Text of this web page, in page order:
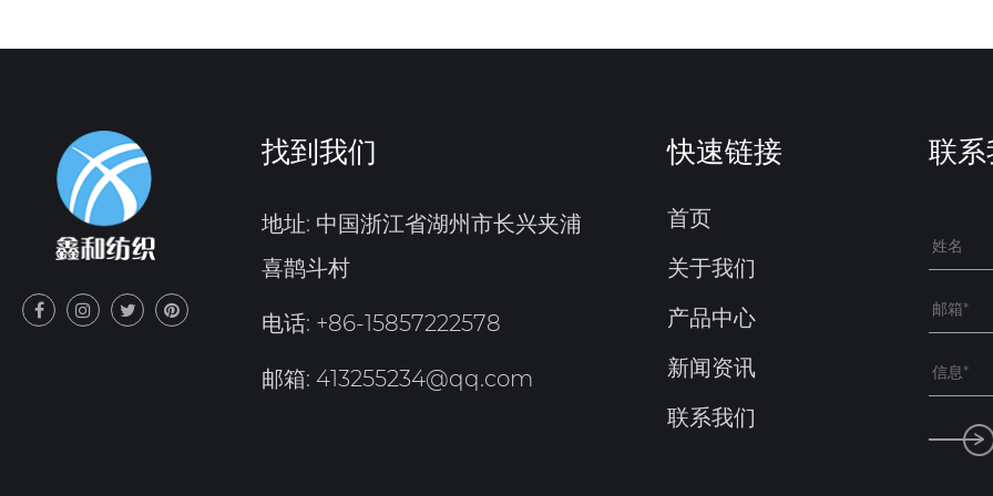
找到我们
地址: 中国浙江省湖州市长兴夹浦
喜鹊斗村
电话: +86-15857222578
邮箱: 413255234@qq.com
快速链接
首页
关于我们
产品中心
新闻资讯
联系我们
联